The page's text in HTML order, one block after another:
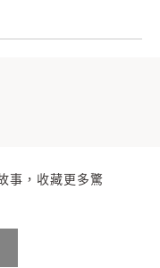
事，收藏更多驚